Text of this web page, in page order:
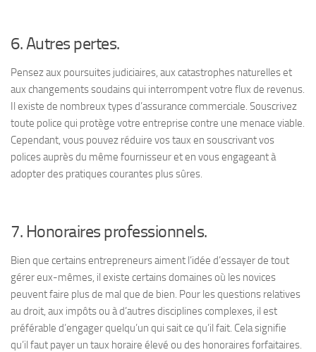
6. Autres pertes.
Pensez aux poursuites judiciaires, aux catastrophes naturelles et
aux changements soudains qui interrompent votre flux de revenus.
Il existe de nombreux types d’assurance commerciale. Souscrivez
toute police qui protège votre entreprise contre une menace viable.
Cependant, vous pouvez réduire vos taux en souscrivant vos
polices auprès du même fournisseur et en vous engageant à
adopter des pratiques courantes plus sûres.
7. Honoraires professionnels.
Bien que certains entrepreneurs aiment l’idée d’essayer de tout
gérer eux-mêmes, il existe certains domaines où les novices
peuvent faire plus de mal que de bien. Pour les questions relatives
au droit, aux impôts ou à d’autres disciplines complexes, il est
préférable d’engager quelqu’un qui sait ce qu’il fait. Cela signifie
qu’il faut payer un taux horaire élevé ou des honoraires forfaitaires.